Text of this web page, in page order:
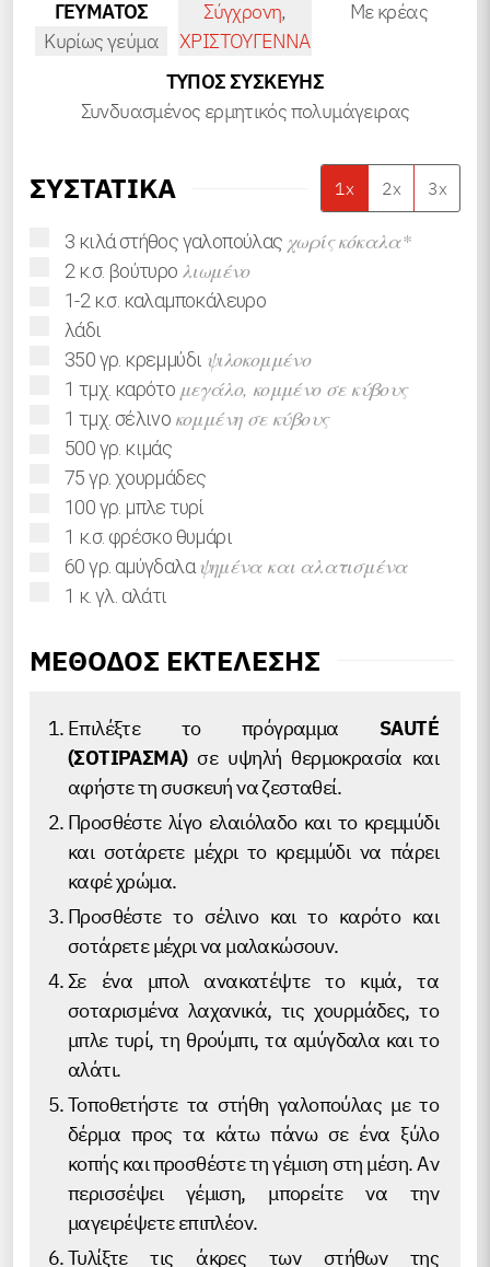
ΓΕΥΜΑΤΟΣ
Κυρίως γεύμα
Σύγχρονη,
ΧΡΙΣΤΟΥΓΕΝΝΑ
Με κρέας
ΤΎΠΟΣ ΣΥΣΚΕΥΉΣ
Συνδυασμένος ερμητικός πολυμάγειρας
ΣΥΣΤΑΤΙΚΑ 1x 2x 3x
▢
3 κιλά στήθος γαλοπούλας χωρίς κόκαλα*
▢
2 κ.σ. βούτυρο λιωμένο
▢
1-2 κ.σ. καλαμποκάλευρο
▢
λάδι
▢
350γρ. κρεμμύδι ψιλοκομμένο
▢
1 τμχ. καρότο μεγάλο, κομμένο σε κύβους
▢
1 τμχ. σέλινο κομμένη σε κύβους
▢
500γρ. κιμάς
▢
75 γρ. χουρμάδες
▢
100γρ. μπλε τυρί
▢
1 κ.σ. φρέσκο θυμάρι
▢
60 γρ. αμύγδαλα ψημένα και αλατισμένα
▢
1 κ. γλ. αλάτι
ΜΕΘΟΔΟΣ ΕΚΤΕΛΕΣΗΣ
Επιλέξτε το πρόγραμμα SAUTÉ
(ΣΟΤΙΡΑΣΜΑ)σε υψηλή θερμοκρασία και
αφήστε τη συσκευή να ζεσταθεί.
Προσθέστε λίγο ελαιόλαδο και το κρεμμύδι
και σοτάρετε μέχρι το κρεμμύδι να πάρει
καφέ χρώμα.
Προσθέστε το σέλινο και το καρότο και
σοτάρετε μέχρι να μαλακώσουν.
Σε ένα μπολ ανακατέψτε το κιμά, τα
σοταρισμένα λαχανικά, τις χουρμάδες, το
μπλε τυρί, τη θρούμπι, τα αμύγδαλα και το
αλάτι.
Τοποθετήστε τα στήθη γαλοπούλας με το
δέρμα προς τα κάτω πάνω σε ένα ξύλο
κοπής και προσθέστε τη γέμιση στη μέση. Αν
περισσέψει γέμιση, μπορείτε να την
μαγειρέψετε επιπλέον.
Τυλίξτε τις άκρες των στήθων της